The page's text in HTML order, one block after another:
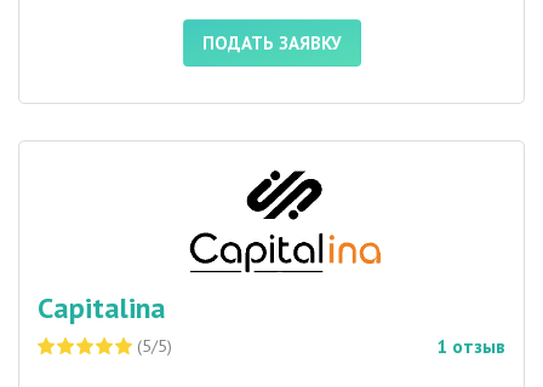
ПОДАТЬ ЗАЯВКУ
Capitalina
(5/5) 1 отзыв